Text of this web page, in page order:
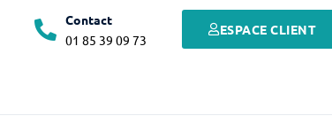
Contact
01 85 39 09 73
ESPACE CLIENT